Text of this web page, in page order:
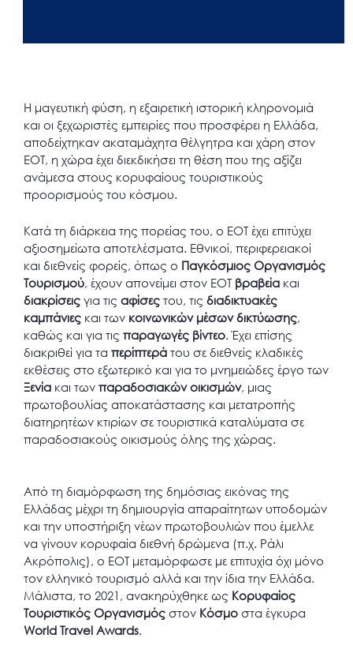
Η μαγευτική φύση, η εξαιρετική ιστορική κληρονομιά
και οι ξεχωριστές εμπειρίες που προσφέρει η Ελλάδα,
αποδείχτηκαν ακαταμάχητα θέλγητρα και χάρη στον
ΕΟΤ, η χώρα έχει διεκδικήσει τη θέση που της αξίζει
ανάμεσα στους κορυφαίους τουριστικούς
προορισμούς του κόσμου.
Κατά τη διάρκεια της πορείας του, ο ΕΟΤ έχει επιτύχει
αξιοσημείωτα αποτελέσματα. Εθνικοί, περιφερειακοί
και διεθνείς φορείς, όπως ο Παγκόσμιος Οργανισμός
Τουρισμού, έχουν απονείμει στον ΕΟΤ βραβεία και
διακρίσεις για τις αφίσες του, τις διαδικτυακές
καμπάνιες και των κοινωνικών μέσων δικτύωσης,
καθώς και για τις παραγωγές βίντεο. Έχει επίσης
διακριθεί για τα περίπτερά του σε διεθνείς κλαδικές
εκθέσεις στο εξωτερικό και για το μνημειώδες έργο των
Ξενία και των παραδοσιακών οικισμών, μιας
πρωτοβουλίας αποκατάστασης και μετατροπής
διατηρητέων κτιρίων σε τουριστικά καταλύματα σε
παραδοσιακούς οικισμούς όλης της χώρας.
Από τη διαμόρφωση της δημόσιας εικόνας της
Ελλάδας μέχρι τη δημιουργία απαραίτητων υποδομών
και την υποστήριξη νέων πρωτοβουλιών που έμελλε
να γίνουν κορυφαία διεθνή δρώμενα (π.χ. Ράλι
Ακρόπολις), ο ΕΟΤ μεταμόρφωσε με επιτυχία όχι μόνο
τον ελληνικό τουρισμό αλλά και την ίδια την Ελλάδα.
Μάλιστα, το 2021, ανακηρύχθηκε ως Κορυφαίος
Τουριστικός Οργανισμός στον Κόσμο στα έγκυρα
World Travel Awards.